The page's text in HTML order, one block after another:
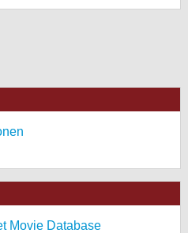
Movie Database